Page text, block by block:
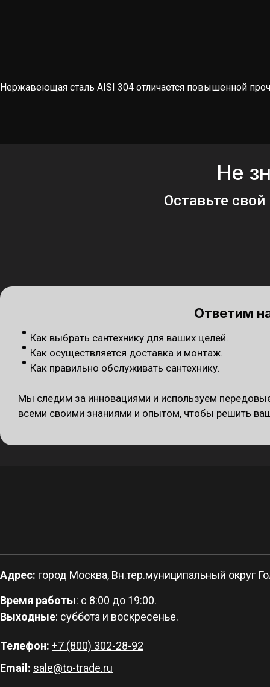
Нержавеющая сталь AISI 304 отличается повышенной
Не
Оставьте
Ответим
Как выбрать сантехнику для ваших целей.
Как осуществляется доставка и монтаж.
Как правильно обслуживать сантехнику.
Мы следим за инновациями и используем
всеми своими знаниями и опытом, чтобы решить
Адрес: город Москва, Вн.тер.муниципальный округ
Время работы: с 8:00 до 19:00.
Выходные: суббота и воскресенье.
Телефон: +7 (800) 302-28-92
Email: sale@to-trade.ru